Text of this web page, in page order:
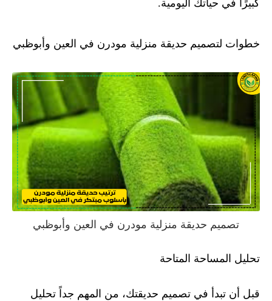
كبيرًا في حياتك اليومية.
خطوات لتصميم حديقة منزلية مودرن في العين وأبوظبي
تصميم حديقة منزلية مودرن في العين وأبوظبي
تحليل المساحة المتاحة
قبل أن تبدأ في تصميم حديقتك، من المهم جداً تحليل